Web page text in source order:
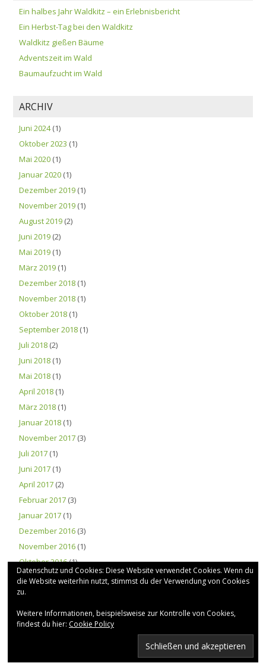
Ein halbes Jahr Waldkitz – ein Erlebnisbericht
Ein Herbst-Tag bei den Waldkitz
Waldkitz gießen Bäume
Adventszeit im Wald
Baumaufzucht im Wald
ARCHIV
Juni 2024(1)
Oktober 2023 (1)
Mai 2020 (1)
Januar 2020 (1)
Dezember 2019 (1)
November 2019 (1)
August 2019 (2)
Juni 2019 (2)
Mai 2019 (1)
März 2019 (1)
Dezember 2018 (1)
November 2018 (1)
Oktober 2018 (1)
September 2018 (1)
Juli 2018 (2)
Juni 2018 (1)
Mai 2018 (1)
April 2018 (1)
März 2018 (1)
Januar 2018 (1)
November 2017 (3)
Juli 2017 (1)
Juni 2017 (1)
April 2017 (2)
Februar 2017 (3)
Januar 2017 (1)
Dezember 2016 (3)
November 2016 (1)
Oktober 2016(1)
BILDERGALERIE
Datenschutz und Cookies: Diese Website verwendet Cookies. Wenn du
die Website weiterhin nutzt, stimmst du der Verwendung von Cookies
zu.
Weitere Informationen, beispielsweise zur Kontrolle von Cookies,
findest du hier: Cookie Policy